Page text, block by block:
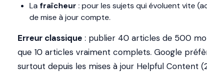
La fraîcheur : pour les sujets qui évoluent vite
de mise à jour compte.
Erreur classique : publier 40 articles de 500
que 10 articles vraiment complets. Google
surtout depuis les mises à jour Helpful Content